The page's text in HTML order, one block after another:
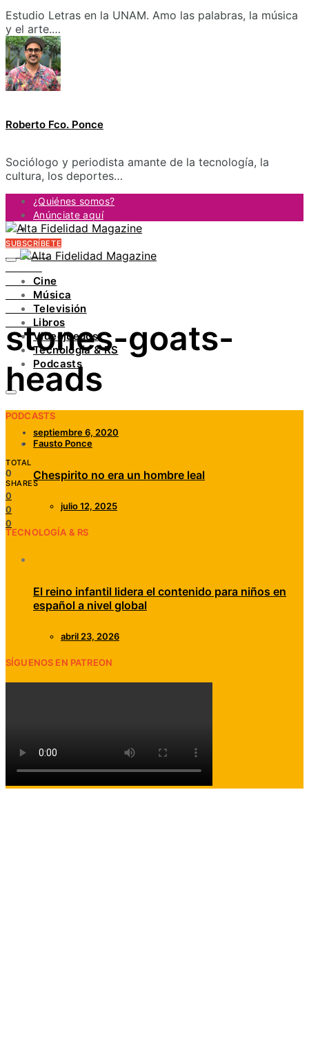
Estudio Letras en la UNAM. Amo las palabras, la música
y el arte.…
Roberto Fco. Ponce
Sociólogo y periodista amante de la tecnología, la
cultura, los deportes…
¿Quiénes somos?
Anúnciate aquí
Contacto
FACEBOOK
INSTAGRAM
PINTEREST
YOUTUBE
LINKEDIN
SUBSCRÍBETE
Cine
Música
Televisión
Libros
Videojuegos
Tecnología & RS
Podcasts
PODCASTS
Chespirito no era un hombre leal
julio 12, 2025
TECNOLOGÍA & RS
El reino infantil lidera el contenido para niños en
español a nivel global
abril 23, 2026
SÍGUENOS EN PATREON
stones-goats-
heads
septiembre 6, 2020
Fausto Ponce
TOTAL
0
SHARES
0
0
0